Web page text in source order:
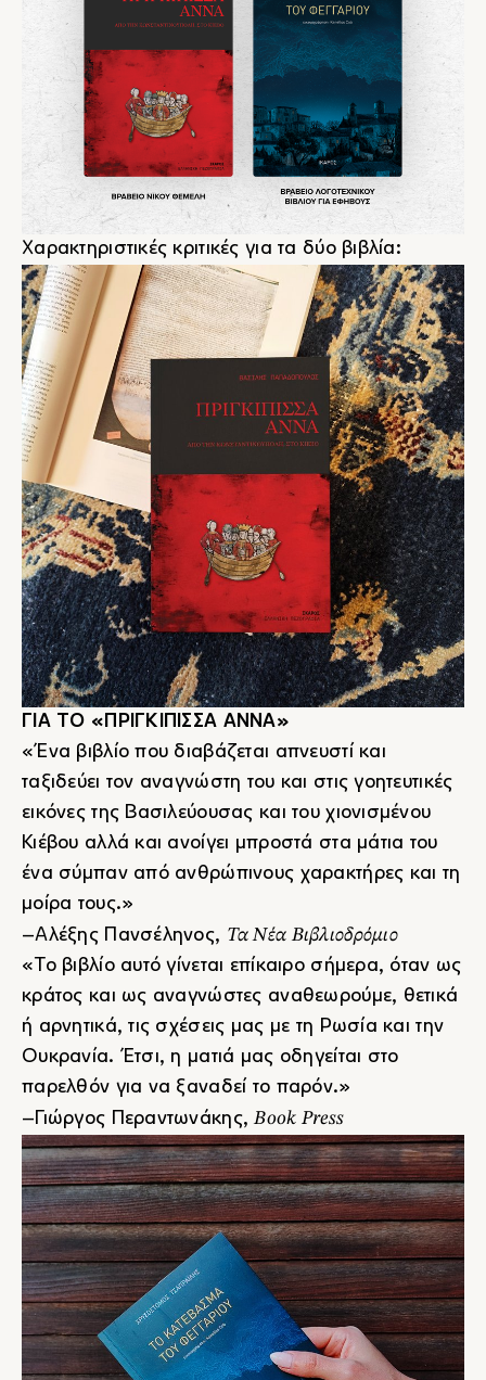
Χαρακτηριστικές κριτικές για τα δύο βιβλία:
ΓΙΑ ΤΟ «ΠΡΙΓΚΙΠΙΣΣΑ ΑΝΝΑ»
«Ένα βιβλίο που διαβάζεται απνευστί και
ταξιδεύει τον αναγνώστη του και στις γοητευτικές
εικόνες της Βασιλεύουσας και του χιονισμένου
Κιέβου αλλά και ανοίγει μπροστά στα μάτια του
ένα σύμπαν από ανθρώπινους χαρακτήρες και τη
μοίρα τους.»
–Αλέξης Πανσέληνος, Τα Νέα Βιβλιοδρόμιο
«Το βιβλίο αυτό γίνεται επίκαιρο σήμερα, όταν ως
κράτος και ως αναγνώστες αναθεωρούμε, θετικά
ή αρνητικά, τις σχέσεις μας με τη Ρωσία και την
Ουκρανία. Έτσι, η ματιά μας οδηγείται στο
παρελθόν για να ξαναδεί το παρόν.»
–Γιώργος Περαντωνάκης,Book Press